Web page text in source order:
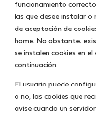
funcionamiento
las que desee instalar
de aceptación de
home. No obstante,
se instalen cookies en
continuación.
El usuario puede
o no, las cookies que
avise cuando un